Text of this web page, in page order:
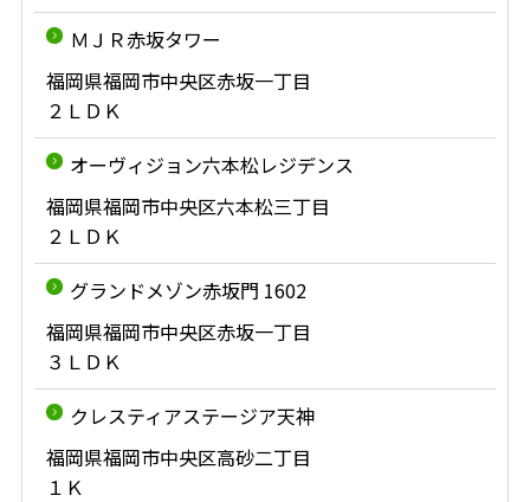
ＭＪＲ赤坂タワー
福岡県福岡市中央区赤坂一丁目
２ＬＤＫ
オーヴィジョン六本松レジデンス
福岡県福岡市中央区六本松三丁目
２ＬＤＫ
グランドメゾン赤坂門 1602
福岡県福岡市中央区赤坂一丁目
３ＬＤＫ
クレスティアステージア天神
福岡県福岡市中央区高砂二丁目
１Ｋ